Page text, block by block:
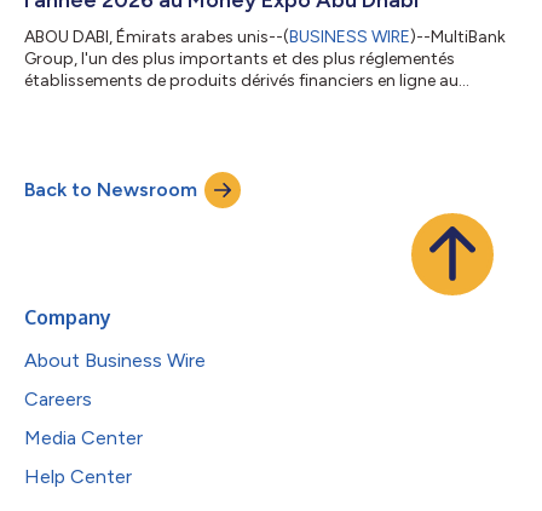
ABOU DABI, Émirats arabes unis--(BUSINESS WIRE)--MultiBank
Group, l'un des plus importants et des plus réglementés
établissements de produits dérivés financiers en ligne au
courtier de référence en matière d'excellence dans le secteur
mondial du trading et des technologies financières. La
participation du groupe M...
Back to Newsroom
Company
About Business Wire
Careers
Media Center
Help Center